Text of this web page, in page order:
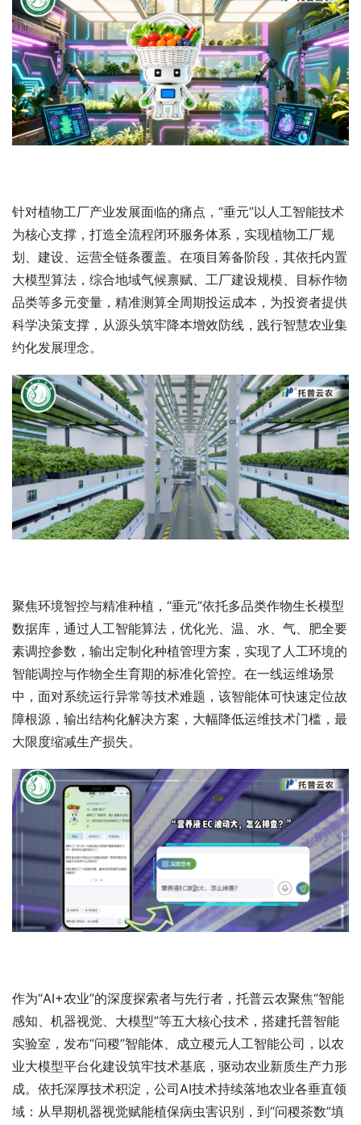
针对植物工厂产业发展面临的痛点，“垂元”以人工智能技术
为核心支撑，打造全流程闭环服务体系，实现植物工厂规
划、建设、运营全链条覆盖。在项目筹备阶段，其依托内置
大模型算法，综合地域气候禀赋、工厂建设规模、目标作物
品类等多元变量，精准测算全周期投运成本，为投资者提供
科学决策支撑，从源头筑牢降本增效防线，践行智慧农业集
约化发展理念。
聚焦环境智控与精准种植，“垂元”依托多品类作物生长模型
数据库，通过人工智能算法，优化光、温、水、气、肥全要
素调控参数，输出定制化种植管理方案，实现了人工环境的
智能调控与作物全生育期的标准化管控。在一线运维场景
中，面对系统运行异常等技术难题，该智能体可快速定位故
障根源，输出结构化解决方案，大幅降低运维技术门槛，最
大限度缩减生产损失。
作为“AI+农业”的深度探索者与先行者，托普云农聚焦“智能
感知、机器视觉、大模型”等五大核心技术，搭建托普智能
实验室，发布“问稷”智能体、成立稷元人工智能公司，以农
业大模型平台化建设筑牢技术基底，驱动农业新质生产力形
成。依托深厚技术积淀，公司AI技术持续落地农业各垂直领
域：从早期机器视觉赋能植保病虫害识别，到“问稷茶数”填